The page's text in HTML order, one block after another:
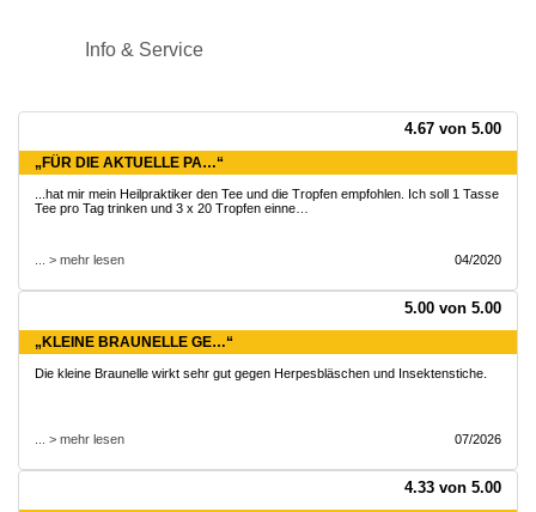
Info & Service
4.67 von 5.00
„FÜR DIE AKTUELLE PA…“
...hat mir mein Heilpraktiker den Tee und die Tropfen empfohlen. Ich soll 1 Tasse
Tee pro Tag trinken und 3 x 20 Tropfen einne…
... > mehr lesen 04/2020
5.00 von 5.00
„KLEINE BRAUNELLE GE…“
Die kleine Braunelle wirkt sehr gut gegen Herpesbläschen und Insektenstiche.
... > mehr lesen 07/2026
4.33 von 5.00